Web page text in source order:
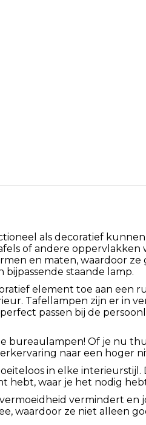
als decoratief
of andere oppervlakken
en maten, waardoor ze
bijpassende staande lamp.
element toe aan een
Tafellampen zijn er in
passen bij de
bureaulampen! Of je nu
naar een hoger
in elke interieurstijl.
hebt, waar je het nodig
vermindert en
waardoor ze niet alleen